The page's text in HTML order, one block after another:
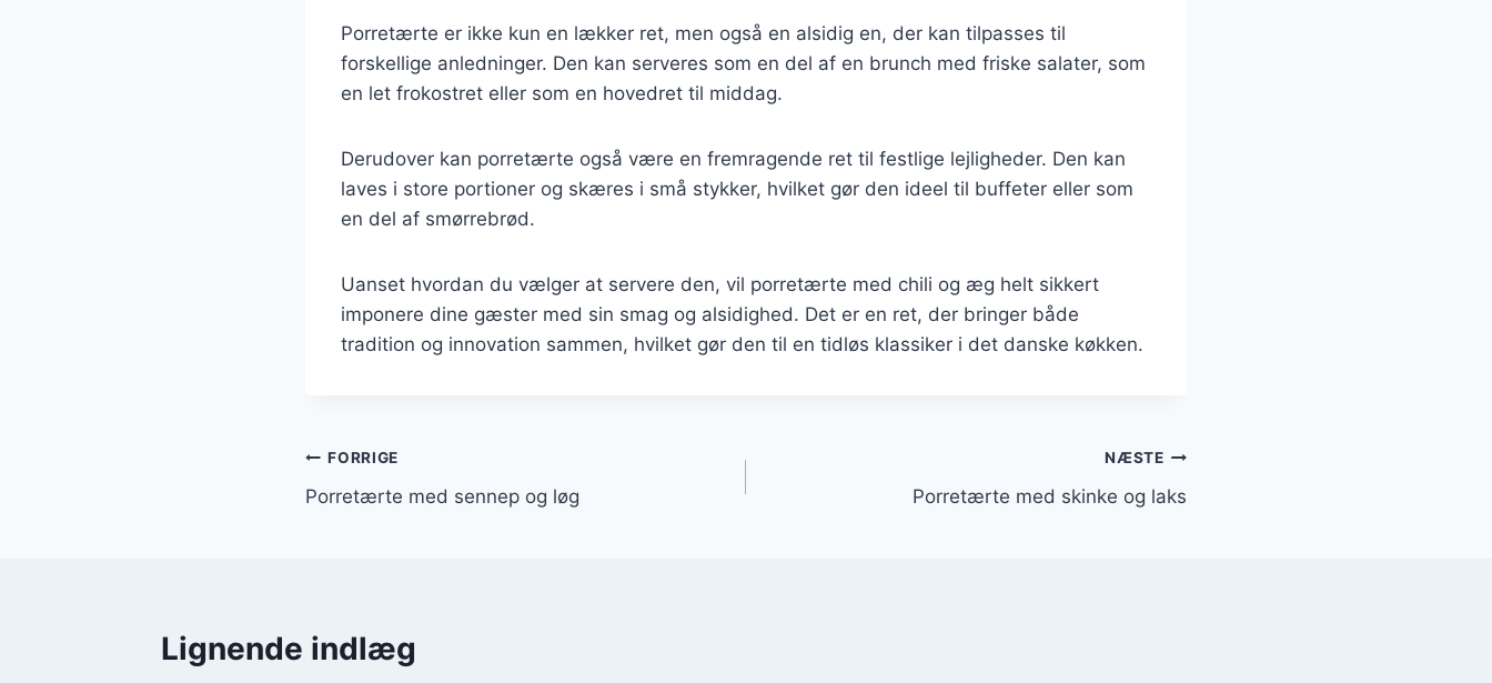
Porretærte er ikke kun en lækker ret, men også en alsidig en, der kan tilpasses til
forskellige anledninger. Den kan serveres som en del af en brunch med friske salater, som
en let frokostret eller som en hovedret til middag.
Derudover kan porretærte også være en fremragende ret til festlige lejligheder. Den kan
laves i store portioner og skæres i små stykker, hvilket gør den ideel til buffeter eller som
en del af smørrebrød.
Uanset hvordan du vælger at servere den, vil porretærte med chili og æg helt sikkert
imponere dine gæster med sin smag og alsidighed. Det er en ret, der bringer både
tradition og innovation sammen, hvilket gør den til en tidløs klassiker i det danske køkken.
Indlægsnavigation
FORRIGE
Porretærte med sennep og løg
NÆSTE
Porretærte med skinke og laks
Lignende indlæg